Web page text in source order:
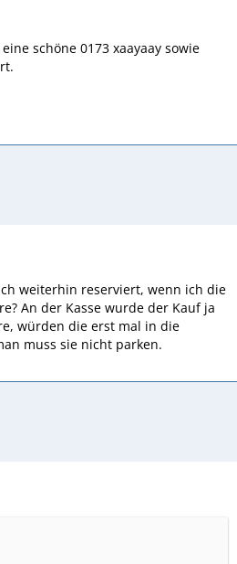
schöne 0173 xaayaay sowie
weiterhin reserviert, wenn ich die
An der Kasse wurde der Kauf ja
würden die erst mal in die
muss sie nicht parken.